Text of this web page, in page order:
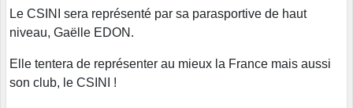
Le CSINI sera représenté par sa parasportive de haut
niveau, Gaëlle EDON.
Elle tentera de représenter au mieux la France mais aussi
son club, le CSINI !